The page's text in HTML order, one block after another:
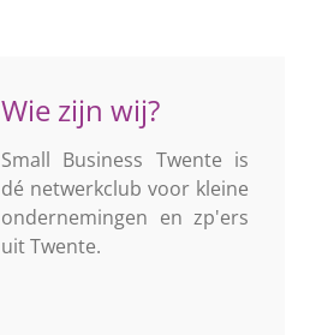
Wie zijn wij?
Small Business Twente is
dé netwerkclub voor kleine
ondernemingen en zp'ers
uit Twente.